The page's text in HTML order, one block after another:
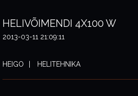
HELIVÕIMENDI 4X100 W
2013-03-11 21:09:11
HEIGO HELITEHNIKA